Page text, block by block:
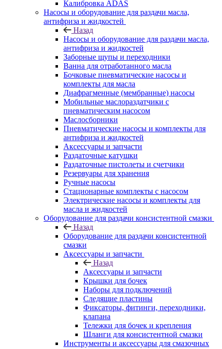
Калибровка ADAS
Насосы и оборудование для раздачи масла,
антифриза и жидкостей
Назад
Насосы и оборудование для раздачи масла,
антифриза и жидкостей
Заборные щупы и переходники
Ванна для отработанного масла
Бочковые пневматические насосы и
комплекты для масла
Диафрагменные (мембранные) насосы
Мобильные маслораздатчики с
пневматическим насосом
Маслосборники
Пневматические насосы и комплекты для
антифриза и жидкостей
Аксессуары и запчасти
Раздаточные катушки
Раздаточные пистолеты и счетчики
Резервуары для хранения
Ручные насосы
Стационарные комплекты с насосом
Электрические насосы и комплекты для
масла и жидкостей
Оборудование для раздачи консистентной смазки
Назад
Оборудование для раздачи консистентной
смазки
Аксессуары и запчасти
Назад
Аксессуары и запчасти
Крышки для бочек
Наборы для подключений
Следящие пластины
Фиксаторы, фитинги, переходники,
клапана
Тележки для бочек и крепления
Шланги для консистентной смазки
Инструменты и аксессуары для смазочных